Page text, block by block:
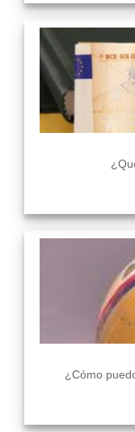
¿Cómo